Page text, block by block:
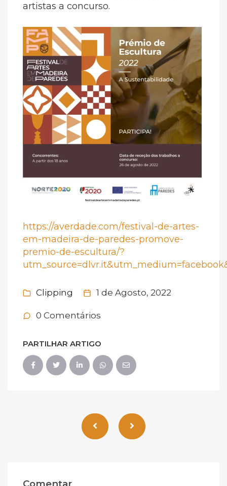
artistas a concurso.
https://averdade.com/festival-de-artes-
em-madeira-de-paredes-promove-
premio-de-escultura/?
Clipping 1 de Agosto, 2022
0 Comentários
PARTILHAR ARTIGO